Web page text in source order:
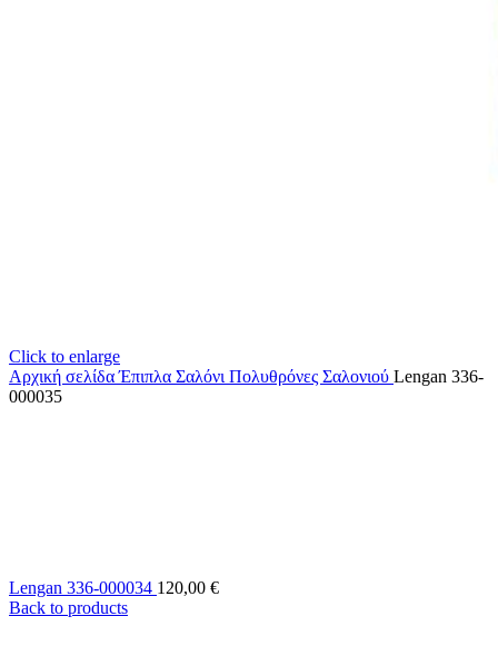
Click to enlarge
Αρχική σελίδαΈπιπλα Σαλόνι Πολυθρόνες Σαλονιού Lengan 336-
000035
Lengan 336-000034 120,00 €
Back to products